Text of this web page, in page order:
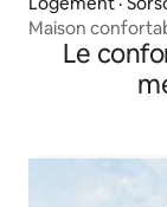
Maison
gratuit
Le